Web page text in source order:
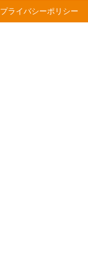
プライバシーポリシー